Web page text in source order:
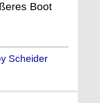
Boot
Scheider